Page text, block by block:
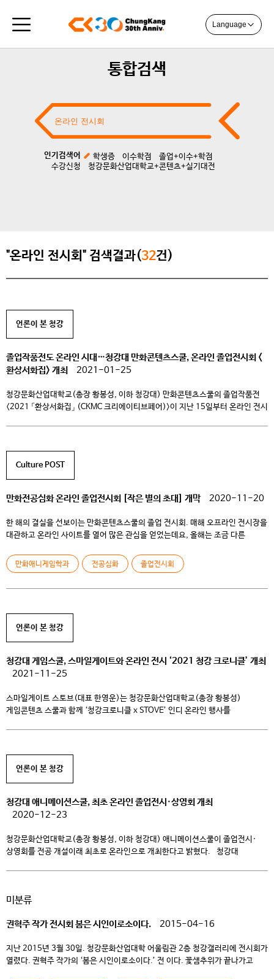
Language
통합검색
인기검색어 학생증 이수학점
졸업+이수+학점
수강신청
청강문화산업대학교+콘텐츠+실기대전
"온라인 전시회" 검색결과(32건)
언론이 본 청강
졸업작품전도 온라인 시대…청강대 만화콘텐츠스쿨, 온라인 졸업전시회 <
환상서화집> 개최
2021-01-25
청강문화산업대학교(총장 황봉성, 이하 청강대) 만화콘텐츠스쿨의 졸업작품전
<2021 「환상서화집」 (CKMC 크리에이티브페어)>이 지난 15일부터 온라인 전시
Culture POST
만화전공심화 온라인 졸업전시회 [작은 별의 초대] 개막 2020-11-20
한 해의 결실을 선보이는 만화콘텐츠스쿨의 졸업 전시회. 매해 오프라인 전시장을
대관하고 온라인 사이트를 열어 많은 관심을 얻었는데요, 올해는 조금 다른
만화애니게임학과 만화코스의 졸업 전시회는 오프라인 전시가 아닌 100%
온라인 전시로 진행됩니다. 만화코스 전공심화 졸업전시회 [작은 별의 초대]
만화애니게임학과 전공심화 졸업전시회
언론이 본 청강
청강대 게임스쿨, 스마일게이트와 온라인 전시 ‘2021 청강 크로니클’ 개최
2021-11-25
스마일게이트 스토브(대표 한영운)는 청강문화산업대학교(총장 황봉성)
게임콘텐츠 스쿨과 함께 ‘청강크로니클 x STOVE’ 인디 온라인 행사를
[…]언론이 본 청강
청강대 애니메이션스쿨, 최초 온라인 졸업전시·상영회 개최
2020-12-23
청강문화산업대학교(총장 황봉성, 이하 청강대) 애니메이션스쿨이 졸업전시·
상영회를 전공 개설이래 최초로 온라인으로 개최한다고 밝혔다. 청강대
상영회를 개최하기로 결정하였다. 애니메이션스쿨 졸업전시·상영회, 통칭
(Check-In)”이다. QR코드를 통해 […]
미분류
권혁주 작가 전시회 봄은 시인이로소이다. 2015-04-16
지난 2015년 3월 30일. 청강문화산업대학 어울림관 2층 청강갤러리에 전시회가
열렸다. 권혁주 작가의 ‘봄은 시인이로소이다.’ 전 이다. 꽃샘추위가 끝나가고